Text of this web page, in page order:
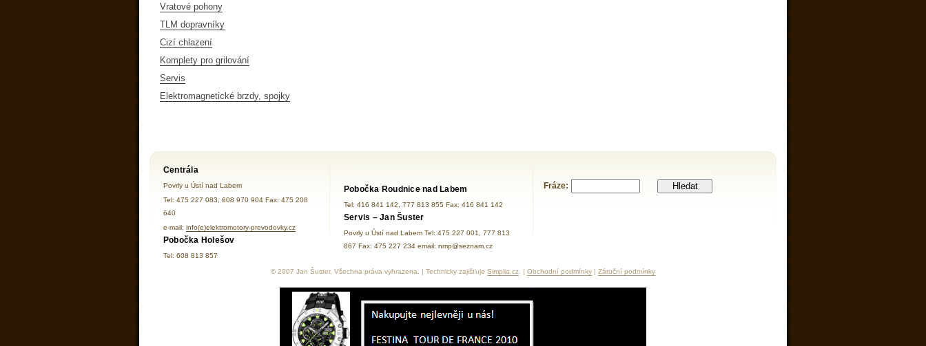
Vratové pohony
TLM dopravníky
Cizí chlazení
Komplety pro grilování
Servis
Elektromagnetické brzdy, spojky
Centrála
Povrly u Ústí nad Labem
Tel: 475 227 083, 608 970 904 Fax: 475 208
640
e-mail: info(e)elektromotory-prevodovky.cz
Pobočka Holešov
Tel: 608 813 857
Pobočka Roudnice nad Labem
Tel: 416 841 142, 777 813 855 Fax: 416 841 142
Servis – Jan Šuster
Povrly u Ústí nad Labem Tel: 475 227 001, 777 813
867 Fax: 475 227 234 email: nmp@seznam.cz
Fráze: Hledat
© 2007 Jan Šuster, Všechna práva vyhrazena. | Technicky zajišťuje Simplia.cz . | Obchodní podmínky | Záruční podmínky